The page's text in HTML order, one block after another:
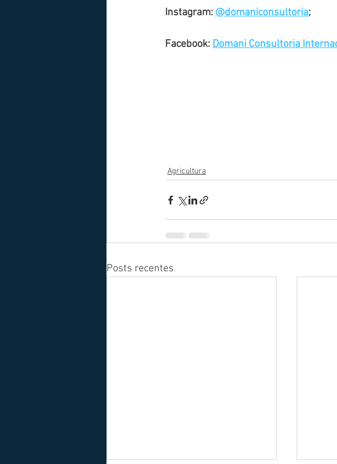
Instagram: @domaniconsultoria;
Facebook: Domani Consultoria
Agricultura
Posts recentes